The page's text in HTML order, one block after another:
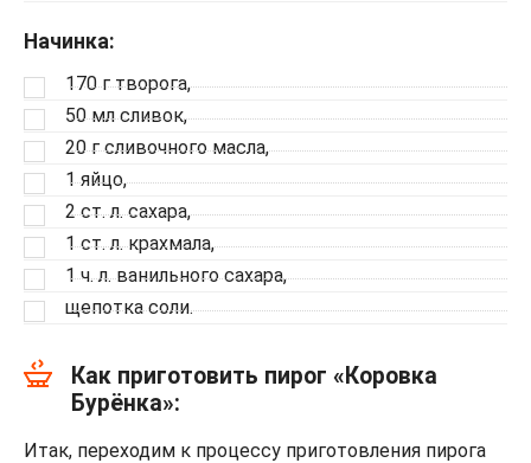
Начинка:
170 г творога,
50 мл сливок,
20 г сливочного масла,
1 яйцо,
2 ст. л. сахара,
1 ст. л. крахмала,
1 ч. л. ванильного сахара,
щепотка соли.
Как приготовить пирог «Коровка
Бурёнка»:
Итак, переходим к процессу приготовления пирога